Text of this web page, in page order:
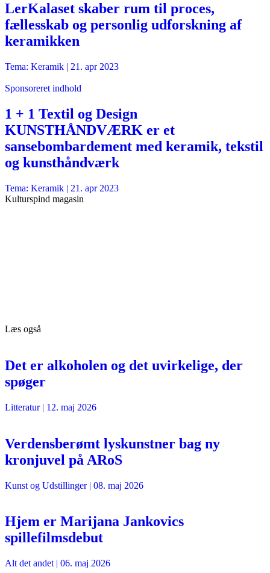
LerKalaset skaber rum til proces,
fællesskab og personlig udforskning af
keramikken
Tema: Keramik | 21. apr 2023
Sponsoreret indhold
1 + 1 Textil og Design
KUNSTHÅNDVÆRK er et
sansebombardement med keramik, tekstil
og kunsthåndværk
Tema: Keramik | 21. apr 2023
Kulturspind magasin
Læs også
Det er alkoholen og det uvirkelige, der
spøger
Litteratur| 12. maj 2026
Verdensberømt lyskunstner bag ny
kronjuvel på ARoS
Kunst og Udstillinger| 08. maj 2026
Hjem er Marijana Jankovics
spillefilmsdebut
Alt det andet | 06. maj 2026